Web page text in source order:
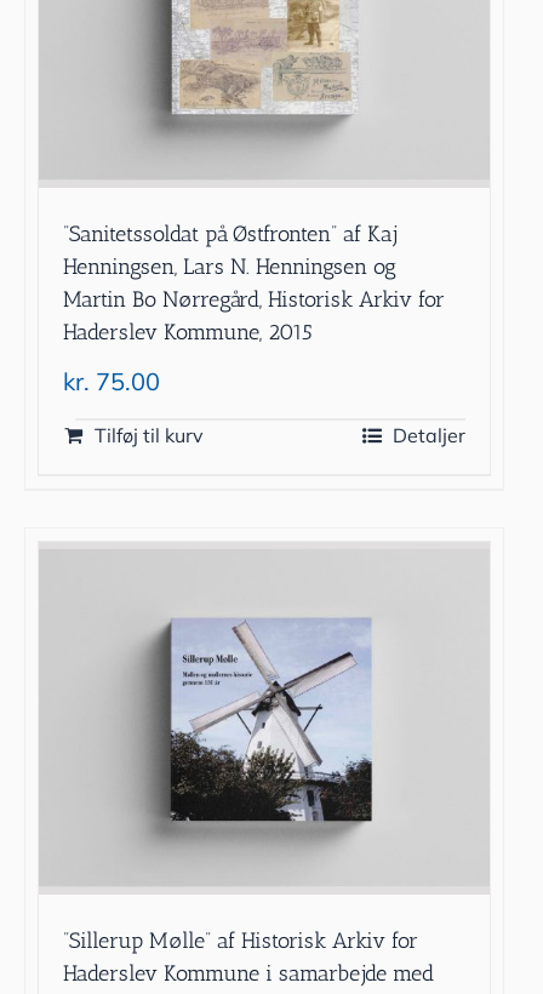
”Sanitetssoldat på Østfronten” af Kaj
Henningsen, Lars N. Henningsen og
Martin Bo Nørregård, Historisk Arkiv for
Haderslev Kommune, 2015
kr. 75.00
Tilføj til kurv Detaljer
”Sillerup Mølle” af Historisk Arkiv for
Haderslev Kommune i samarbejde med